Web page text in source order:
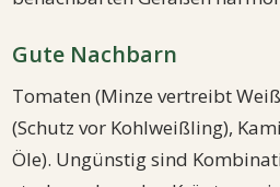
Gute Nachbarn
Tomaten (Minze vertreibt
(Schutz vor Kohlweißling),
Öle). Ungünstig sind